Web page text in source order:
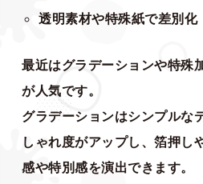
透明素材や特殊紙で差別化
最近はグラデーションや特殊
が人気です。
グラデーションはシンプルな
しゃれ度がアップし、箔押し
感や特別感を演出できます。